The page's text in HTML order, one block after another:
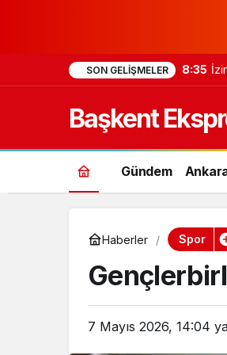
SON GELIŞMELER 8:35
Başkent
Gündem
Haberler Spor
7 Mayıs 2026, 14:04